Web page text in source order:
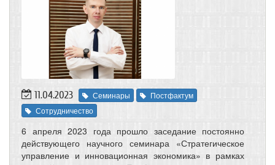
11.04.2023 Семинары
Постфактум
Сотрудничество
6 апреля 2023 года прошло заседание постоянно
действующего научного семинара «Стратегическое
управление и инновационная экономика» в рамках